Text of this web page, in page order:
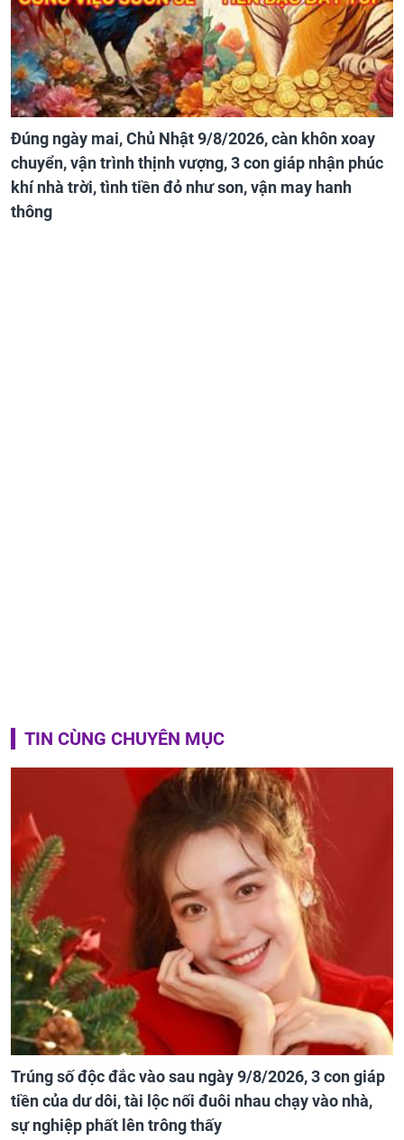
Đúng ngày mai, Chủ Nhật 9/8/2026, càn khôn xoay
chuyển, vận trình thịnh vượng, 3 con giáp nhận phúc
khí nhà trời, tình tiền đỏ như son, vận may hanh
thông
TIN CÙNG CHUYÊN MỤC
Trúng số độc đắc vào sau ngày 9/8/2026, 3 con giáp
tiền của dư dôi, tài lộc nối đuôi nhau chạy vào nhà,
sự nghiệp phất lên trông thấy